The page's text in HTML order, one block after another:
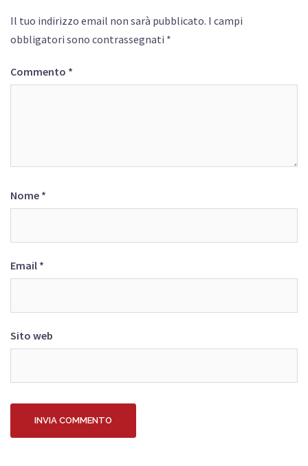
Il tuo indirizzo email non sarà pubblicato. I campi
obbligatori sono contrassegnati *
Commento *
Nome *
Email *
Sito web